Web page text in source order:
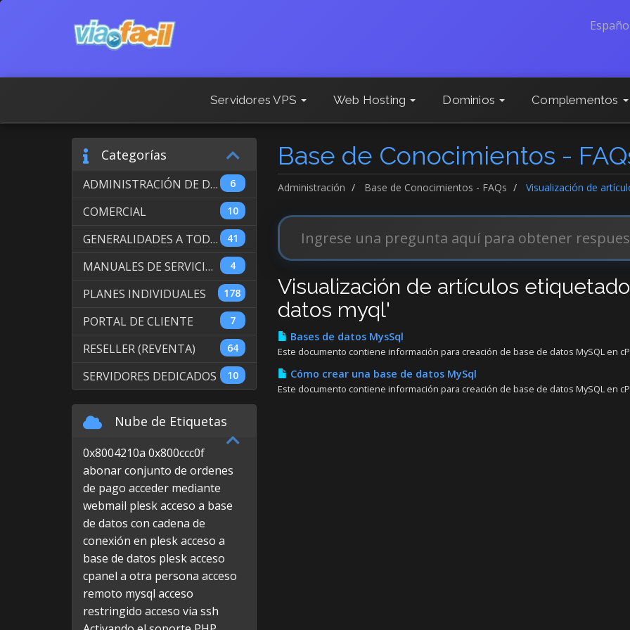
Servidores VPS Web Hosting Dominios Complementos
Base de Conocimientos -
Administración Base de Conocimientos - FAQs Visualización de
Categorías
6
ADMINISTRACIÓN DE DOMINIOS INTERNACIONALES
10
COMERCIAL
41
GENERALIDADES A TODOS LOS SERVICIOS
4
MANUALES DE SERVICIO DE WEB HOSTING
178
PLANES INDIVIDUALES
7
PORTAL DE CLIENTE
64
RESELLER (REVENTA)
10
SERVIDORES DEDICADOS
Visualización de artículos
datos myql'
Bases de datos MysSql
Este documento contiene información para creación de base de datos MySQL en
Cómo crear una base de datos MySql
Este documento contiene información para creación de base de datos MySQL en
Nube de Etiquetas
0x8004210a 0x800ccc0f
abonar conjunto de ordenes
de pago acceder mediante
webmail pleskacceso a base
de datos con cadena de
conexión en pleskacceso a
base de datos pleskacceso
cpanel a otra persona acceso
remoto mysql acceso
restringido acceso via ssh